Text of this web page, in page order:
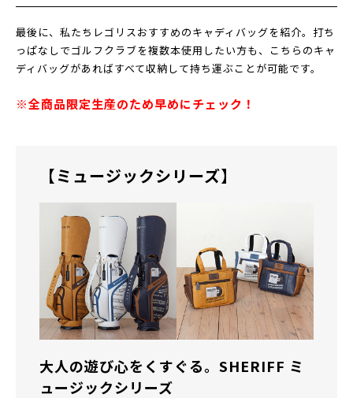
最後に、私たちレゴリスおすすめのキャディバッグを紹介。打ち
っぱなしでゴルフクラブを複数本使用したい方も、こちらのキャ
ディバッグがあればすべて収納して持ち運ぶことが可能です。
※全商品限定生産のため早めにチェック！
【ミュージックシリーズ】
大人の遊び心をくすぐる。SHERIFF ミ
ュージックシリーズ